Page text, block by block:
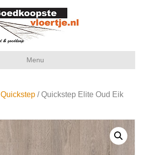
Menu
Quickstep / Quickstep Elite Oud Eik